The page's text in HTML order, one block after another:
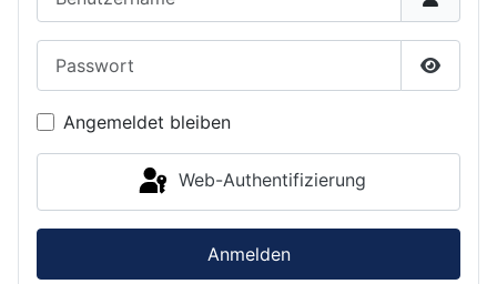
Angemeldet bleiben
Web-Authentifizierung
Anmelden